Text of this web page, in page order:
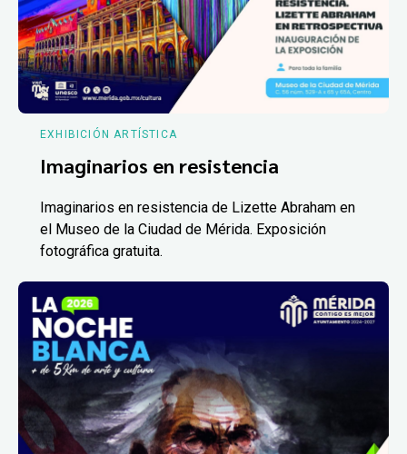
EXHIBICIÓN ARTÍSTICA
Imaginarios en resistencia
Imaginarios en resistencia de Lizette Abraham en
el Museo de la Ciudad de Mérida. Exposición
fotográfica gratuita.